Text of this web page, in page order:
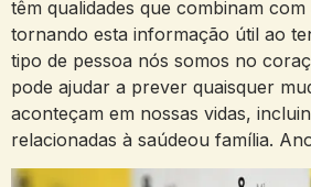
têm qualidades que combinam com
tornando esta informação útil ao
tipo de pessoa nós somos no
pode ajudar a prever quaisquer
aconteçam em nossas vidas,
relacionadas à saúdeou família.